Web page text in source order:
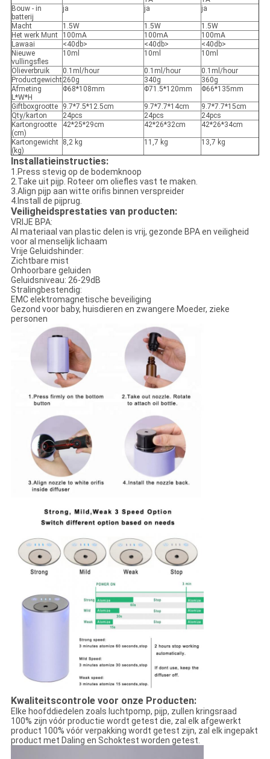
Bouw - in
batterij
ja ja ja
Macht 1.5W 1.5W
1.5W
Het werk Munt
100mA 100mA
100mA
Lawaai
<40db> <40db>
<40db>
Nieuwe
vullingsfles
10ml 10ml 10ml
Olieverbruik 0.1ml/hour 0.1ml/hour
0.1ml/hour
Productgewicht260g 340g
360g
Afmeting
L*W*H
Φ68*108mm Φ71.5*120mm Φ66*135mm
Giftboxgrootte 9.7*7.5*12.5cm 9.7*7.7*14cm
9.7*7.7*15cm
Qty/karton
24pcs 24pcs
24pcs
Kartongrootte
(cm)
42*25*29cm 42*26*32cm 42*26*34cm
Kartongewicht
(kg)
8,2 kg 11,7 kg 13,7 kg
Installatieinstructies:
1.Press stevig op de bodemknoop
2.Take uit pijp. Roteer om oliefles vast te maken.
3.Align pijp aan witte orifis binnen verspreider
4.Install de pijprug.
Veiligheidsprestaties van producten:
VRIJE BPA:
Al materiaal van plastic delen is vrij, gezonde BPA en veiligheid
voor al menselijk lichaam
Vrije Geluidshinder:
Zichtbare mist
Onhoorbare geluiden
Geluidsniveau: 26-29dB
Stralingbestendig:
EMC elektromagnetische beveiliging
Gezond voor baby, huisdieren en zwangere Moeder, zieke
personen
Kwaliteitscontrole voor onze Producten:
Elke hoofddiedelen zoals luchtpomp, pijp, zullen kringsraad
100% zijn vóór productie wordt getest die, zal elk afgewerkt
product 100% vóór verpakking wordt getest zijn, zal elk ingepakt
product met Daling en Schoktest worden getest.